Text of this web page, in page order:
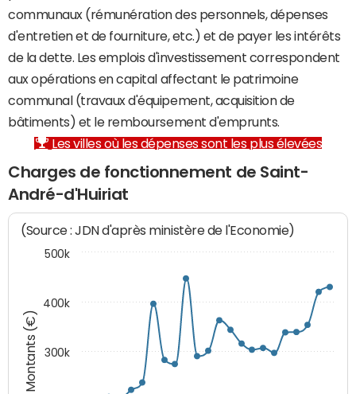
communaux (rémunération des personnels, dépenses
d'entretien et de fourniture, etc.) et de payer les intérêts
de la dette. Les emplois d'investissement correspondent
aux opérations en capital affectant le patrimoine
communal (travaux d'équipement, acquisition de
bâtiments) et le remboursement d'emprunts.
Les villes où les dépenses sont les plus élevées
Charges de fonctionnement de Saint-
André-d'Huiriat
Montants (€)
(Source : JDN d'après ministère de l'Economie)
300k
400k
500k